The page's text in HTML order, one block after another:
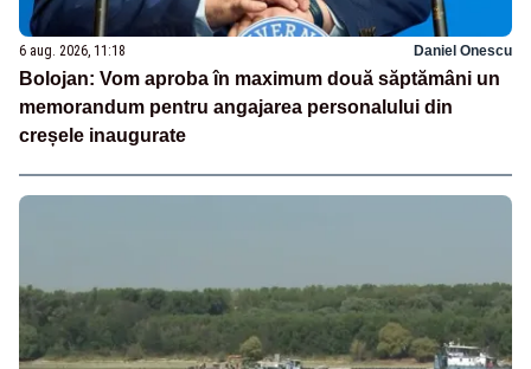
6 aug. 2026, 11:18 Daniel Onescu
Bolojan: Vom aproba în maximum două săptămâni un
memorandum pentru angajarea personalului din
creșele inaugurate